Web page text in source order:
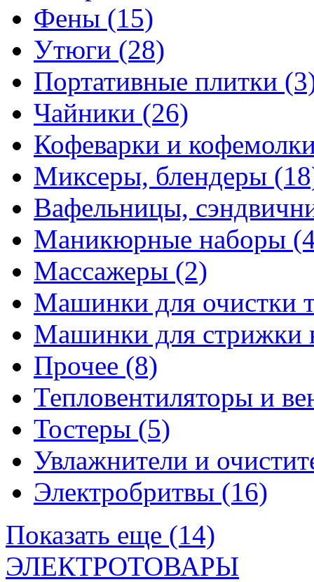
Фены (15)
Утюги (28)
Портативные плитки
Чайники (26)
Кофеварки и
Миксеры, блендеры
Вафельницы,
Маникюрные наборы
Массажеры (2)
Машинки для очистки
Машинки для стрижки
Прочее (8)
Тепловентиляторы и
Тостеры (5)
Увлажнители и
Электробритвы (16)
Показать еще (14)
ЭЛЕКТРОТОВАРЫ